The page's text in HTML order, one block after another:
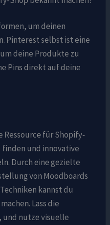
um deinen
Pinterest selbst ist eine
deine Produkte zu
Pins direkt auf deine
für Shopify-
und innovative
Durch eine gezielte
von Moodboards
kannst du
Lass die
und nutze visuelle